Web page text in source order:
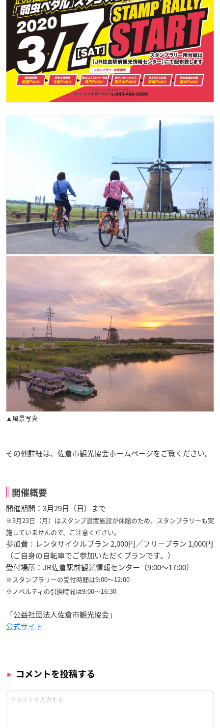
▲風景写真
その他詳細は、佐倉市観光協会ホームページをご覧ください。
開催概要
開催期間：3月29日（日）まで
※3月23日（月）はスタンプ設置施設が休館のため、スタンプラリーも実
施していませんので、ご注意ください。
参加費：レンタサイクルプラン 2,000円／フリープラン 1,000円
（ご自身の自転車でご参加いただくプランです。）
受付場所：JR佐倉駅前観光情報センター（9:00～17:00）
※スタンプラリーの受付時間は9:00～12:00
※ノベルティの引換時間は9:00～16:30
「公益社団法人佐倉市観光協会」
公式サイト
コメントを投稿する